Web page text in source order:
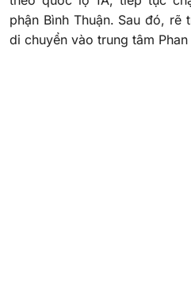
phận Bình Thuận. Sau đó, rẽ
di chuyển vào trung tâm Phan